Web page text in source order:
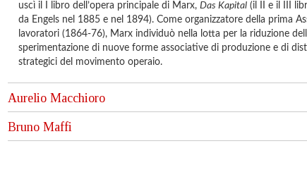
uscì il I libro dell’opera principale di Marx, Das Kapital (il II e il III
da Engels nel 1885 e nel 1894). Come organizzatore della prima
lavoratori (1864-76), Marx individuò nella lotta per la riduzione
sperimentazione di nuove forme associative di produzione e di
strategici del movimento operaio.
Aurelio Macchioro
Storico del pensiero economico, è stato un importante esegeta
Antonio Gramsci e tra i primi studiosi a introdurre il pensiero di
Bruno Maffi